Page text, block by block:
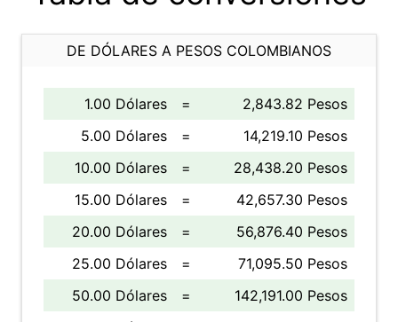
DE DÓLARES A PESOS COLOMBIANOS
1.00 Dólares =
2,843.82 Pesos
5.00 Dólares
=
14,219.10 Pesos
10.00 Dólares
=
28,438.20 Pesos
15.00 Dólares
=
42,657.30 Pesos
20.00 Dólares
=
56,876.40 Pesos
25.00 Dólares
=
71,095.50 Pesos
50.00 Dólares
=
142,191.00 Pesos